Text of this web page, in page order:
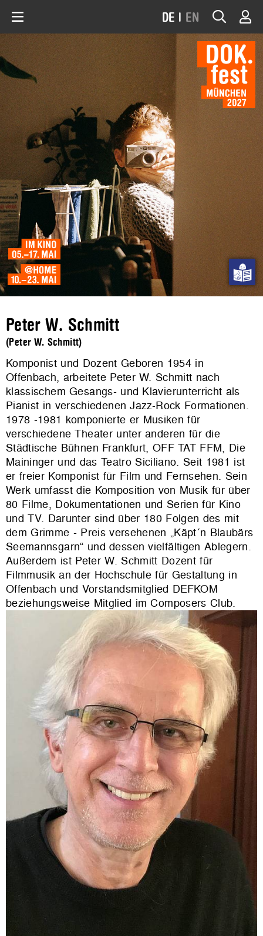
DE | EN
Peter W. Schmitt
(Peter W. Schmitt)
Komponist und Dozent Geboren 1954 in
Offenbach, arbeitete Peter W. Schmitt nach
klassischem Gesangs- und Klavierunterricht als
Pianist in verschiedenen Jazz-Rock Formationen.
1978 -1981 komponierte er Musiken für
verschiedene Theater unter anderen für die
Städtische Bühnen Frankfurt, OFF TAT FFM, Die
Maininger und das Teatro Siciliano. Seit 1981 ist
er freier Komponist für Film und Fernsehen. Sein
Werk umfasst die Komposition von Musik für über
80 Filme, Dokumentationen und Serien für Kino
und TV. Darunter sind über 180 Folgen des mit
dem Grimme - Preis versehenen „Käpt´n Blaubärs
Seemannsgarn“ und dessen vielfältigen Ablegern.
Außerdem ist Peter W. Schmitt Dozent für
Filmmusik an der Hochschule für Gestaltung in
Offenbach und Vorstandsmitglied DEFKOM
beziehungsweise Mitglied im Composers Club.